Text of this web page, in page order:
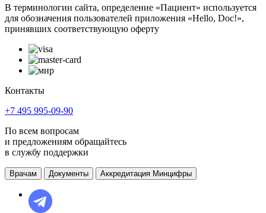
В терминологии сайта, определение «Пациент» используется
для обозначения пользователей приложения «Hello, Doc!»,
принявших соответствующую оферту
Контакты
+7 495 995-09-90
По всем вопросам
и предложениям обращайтесь
в службу поддержки
Врачам Документы Аккредитация Минцифры